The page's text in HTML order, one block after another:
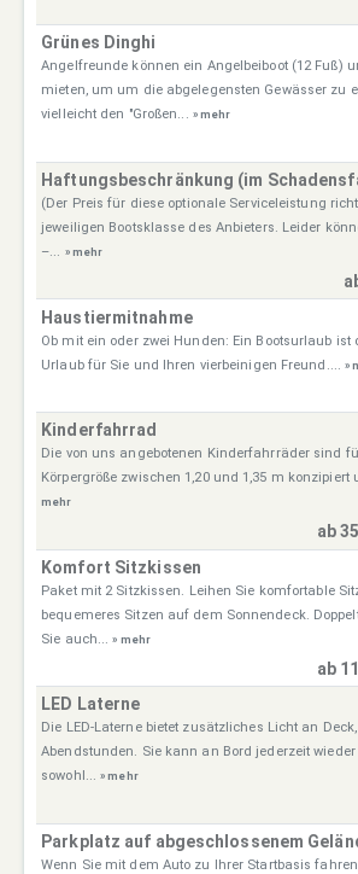
Grünes Dinghi
Angelfreunde können ein Angelbeiboot (12 Fuß)
mieten, um um die abgelegensten Gewässer zu
vielleicht den "Großen... » mehr
Haftungsbeschränkung (im
(Der Preis für diese optionale Serviceleistung
jeweiligen Bootsklasse des Anbieters. Leider
–... » mehr
Haustiermitnahme
Ob mit ein oder zwei Hunden: Ein Bootsurlaub ist
Urlaub für Sie und Ihren vierbeinigen Freund....»
Kinderfahrrad
Die von uns angebotenen Kinderfahrräder sind
Körpergröße zwischen 1,20 und 1,35 m
mehr
ab
Komfort Sitzkissen
Paket mit 2 Sitzkissen. Leihen Sie komfortable
bequemeres Sitzen auf dem Sonnendeck.
Sie auch...» mehr
ab
LED Laterne
Die LED-Laterne bietet zusätzliches Licht an
Abendstunden. Sie kann an Bord jederzeit
sowohl...» mehr
Parkplatz auf abgeschlossenem
Wenn Sie mit dem Auto zu Ihrer Startbasis